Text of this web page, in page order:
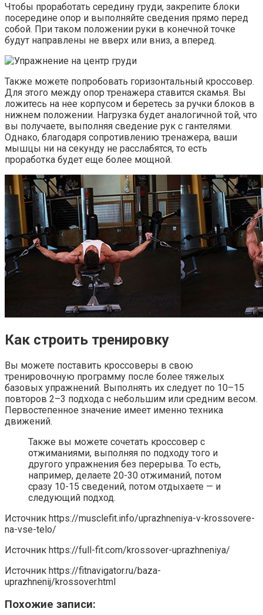
Чтобы проработать середину груди, закрепите блоки
посередине опор и выполняйте сведения прямо перед
собой. При таком положении руки в конечной точке
будут направлены не вверх или вниз, а вперед.
Также можете попробовать горизонтальный кроссовер.
Для этого между опор тренажера ставится скамья. Вы
ложитесь на нее корпусом и беретесь за ручки блоков в
нижнем положении. Нагрузка будет аналогичной той, что
вы получаете, выполняя сведение рук с гантелями.
Однако, благодаря сопротивлению тренажера, ваши
мышцы ни на секунду не расслабятся, то есть
проработка будет еще более мощной.
Как строить тренировку
Вы можете поставить кроссоверы в свою
тренировочную программу после более тяжелых
базовых упражнений. Выполнять их следует по 10–15
повторов 2–3 подхода с небольшим или средним весом.
Первостепенное значение имеет именно техника
движений.
Также вы можете сочетать кроссовер с
отжиманиями, выполняя по подходу того и
другого упражнения без перерыва. То есть,
например, делаете 20-30 отжиманий, потом
сразу 10-15 сведений, потом отдыхаете — и
следующий подход.
Источник https://musclefit.info/uprazhneniya-v-krossovere-
na-vse-telo/
Источник https://full-fit.com/krossover-uprazhneniya/
Источник https://fitnavigator.ru/baza-
uprazhnenij/krossover.html
Похожие записи: